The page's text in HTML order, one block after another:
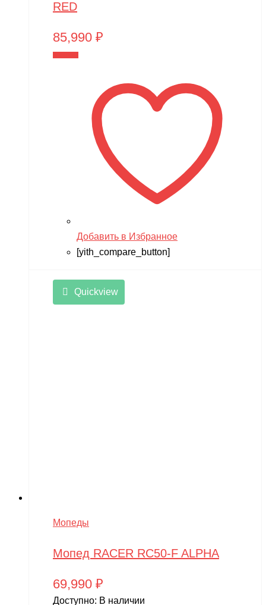
RED
85,990 ₽
Добавить в Избранное
[yith_compare_button]
Quickview
Мопеды
Мопед RACER RC50-F ALPHA
69,990 ₽
Доступно: В наличии